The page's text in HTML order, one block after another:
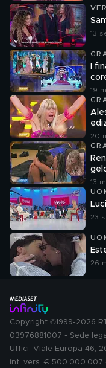
13
I
19
20
13
23
26
Copyright ©1999-2026
03976881007 - Sede
Uffici: Viale Europa 46,
int. vers. € 500.000.007